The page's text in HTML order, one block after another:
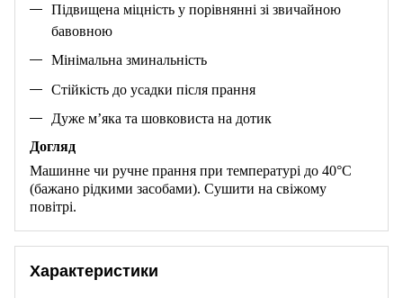
Підвищена міцність у порівнянні зі звичайною
бавовною
Мінімальна зминальність
Стійкість до усадки після прання
Дуже м’яка та шовковиста на дотик
Догляд
Машинне чи ручне прання при температурі до 40°C
(бажано рідкими засобами). Сушити на свіжому
повітрі.
Характеристики